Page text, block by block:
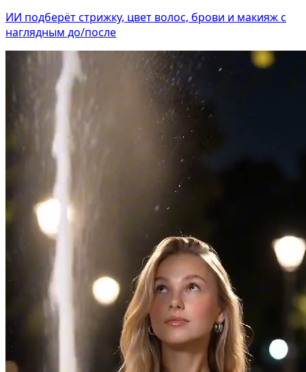
Фотосессия в студии
ИИ подберёт стрижку, цвет волос, брови и макияж с
наглядным до/после